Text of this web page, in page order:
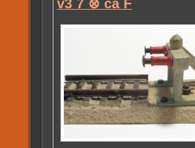
v3 7 ⊗ ca F